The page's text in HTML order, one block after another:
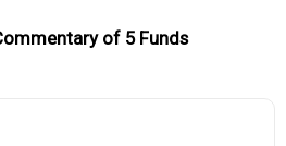
of 5 Funds